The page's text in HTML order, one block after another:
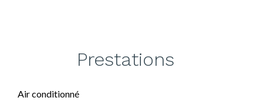
Prestations
Air conditionné